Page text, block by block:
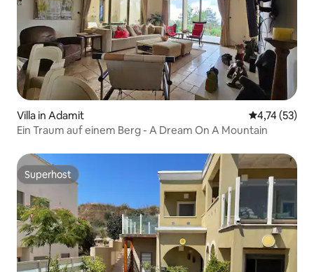
Villa in Adamit
4,74 (53)
Ein Traum auf einem Berg - A Dream On A Mountain
Superhost
Superhost